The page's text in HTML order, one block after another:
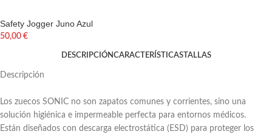
Safety Jogger Juno Azul
50,00 €
DESCRIPCIÓNCARACTERÍSTICASTALLAS
Descripción
Los zuecos SONIC no son zapatos comunes y corrientes, sino una
solución higiénica e impermeable perfecta para entornos médicos.
Están diseñados con descarga electrostática (ESD) para proteger los